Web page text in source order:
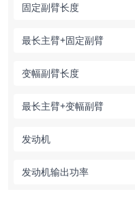
固定副臂长度
最长主臂+固定副臂
变幅副臂长度
最长主臂+变幅副臂
发动机
发动机输出功率